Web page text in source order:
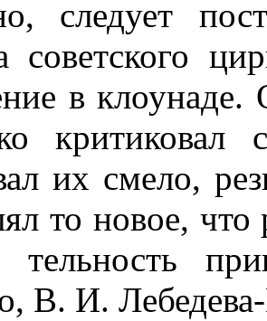
следует
советского
в
критиковал
их смело,
то новое,
тельность
В. И.